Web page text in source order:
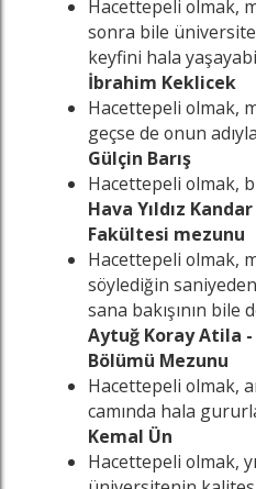
Hacettepeli olmak,
sonra bile
keyfini hala
İbrahim Keklicek
Hacettepeli olmak,
geçse de onun
Gülçin Barış
Hacettepeli olmak,
Hava Yıldız
Fakültesi mezunu
Hacettepeli olmak,
söylediğin
sana bakışının bile
Aytuğ Koray Atila
Bölümü Mezunu
Hacettepeli olmak,
camında hala
Kemal Ün
Hacettepeli olmak,